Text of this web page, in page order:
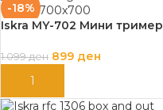
-18%
Iskra MY-702 Мини тример
1.099ден 899 ден
ДОДАЈ ВО КОШНИЦА